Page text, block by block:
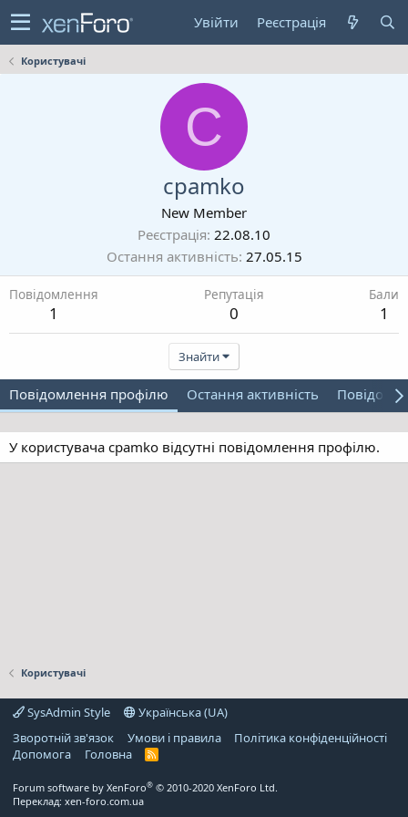
Увійти Реєстрація
Користувачі
C
cpamko
New Member
Реєстрація 22.08.10
Остання активність 27.05.15
Повідомлення
1
Репутація
0
Бали
1
Знайти
Повідомлення профілю Остання активність
У користувача cpamko відсутні повідомлення профілю.
Користувачі
SysAdmin Style
Українська (UA)
Зворотній зв'язок
Умови і правила
Політика конфіденційності
Дoпoмoга
Головна
R
Forum software by XenForo® © 2010-2020 XenForo Ltd.
Переклад: xen-foro.com.ua